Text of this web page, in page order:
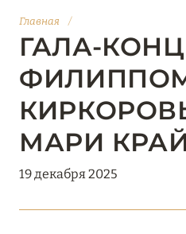
Главная /
ГАЛА-
МАРИ
19 декабря 2025
БУТИК-КУРОРТЫ
Подробнее
01 июня 2026
JUMEIRAH OLHAHALI
ОАЗИС ТЕПЛА И